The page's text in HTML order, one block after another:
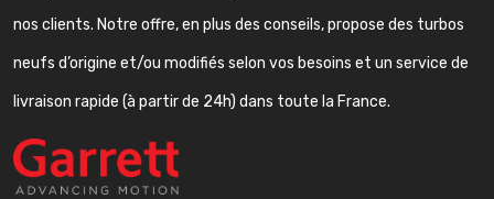
nos clients. Notre offre, en plus des conseils, propose des turbos
neufs d’origine et/ou modifiés selon vos besoins et un service de
livraison rapide (à partir de 24h) dans toute la France.